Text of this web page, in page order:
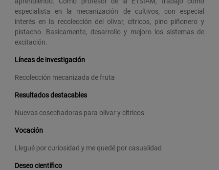
especialista en la mecanización de cultivos, con especial
interés en la recolección del olivar, cítricos, pino piñonero y
pistacho. Basicamente, desarrollo y mejoro los sistemas de
excitación.
Líneas de investigación
Recolección mecanizada de fruta
Resultados destacables
Nuevas cosechadoras para olivar y citricos
Vocación
Llegué por curiosidad y me quedé por casualidad
Deseo científico